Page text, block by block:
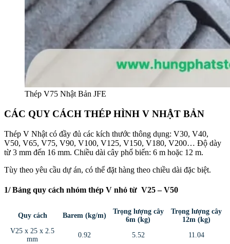
Thép V75 Nhật Bản JFE
CÁC QUY CÁCH THÉP HÌNH V NHẬT BẢN
Thép V Nhật có đầy đủ các kích thước thông dụng: V30, V40,
V50, V65, V75, V90, V100, V125, V150, V180, V200… Độ dày
từ 3 mm đến 16 mm. Chiều dài cây phổ biến: 6 m hoặc 12 m.
Tùy theo yêu cầu dự án, có thể đặt hàng theo chiều dài đặc biệt.
1/ Bảng quy cách nhóm thép V nhỏ từ V25 – V50
Quy cách Barem (kg/m)
Trọng lượng cây
6m (kg)
Trọng lượng cây
12m (kg)
V25 x 25 x 2.5
mm
0.92 5.52
11.04